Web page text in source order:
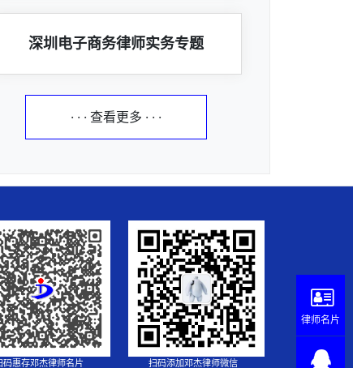
深圳电子商务律师实务专题
· · · 查看更多 · · ·
码惠存邓杰律师名片 扫码添加邓杰律师微信
律师名片